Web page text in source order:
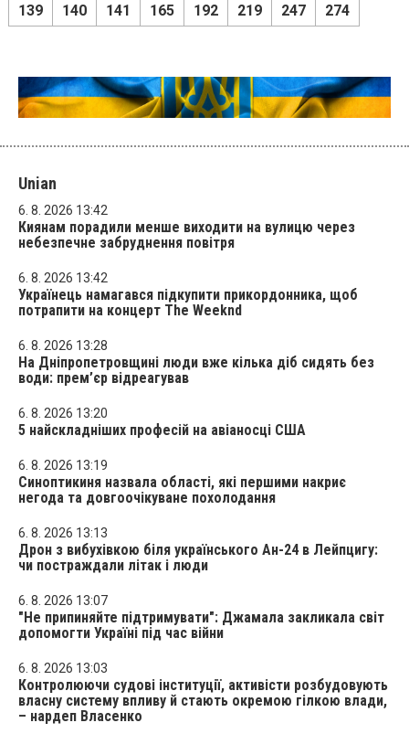
139
140 141 165 192 219 247 274
Unian
6. 8. 2026 13:42
Киянам порадили менше виходити на вулицю через
небезпечне забруднення повітря
6. 8. 2026 13:42
Українець намагався підкупити прикордонника, щоб
потрапити на концерт The Weeknd
6. 8. 2026 13:28
На Дніпропетровщині люди вже кілька діб сидять без
води: прем’єр відреагував
6. 8. 2026 13:20
5 найскладніших професій на авіаносці США
6. 8. 2026 13:19
Синоптикиня назвала області, які першими накриє
негода та довгоочікуване похолодання
6. 8. 2026 13:13
Дрон з вибухівкою біля українського Ан-24 в Лейпцигу:
чи постраждали літак і люди
6. 8. 2026 13:07
"Не припиняйте підтримувати": Джамала закликала світ
допомогти Україні під час війни
6. 8. 2026 13:03
Контролюючи судові інституції, активісти розбудовують
власну систему впливу й стають окремою гілкою влади,
– нардеп Власенко